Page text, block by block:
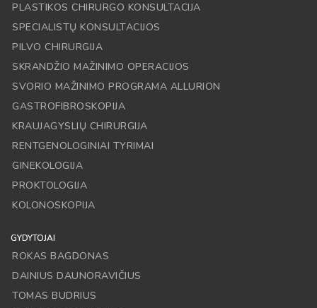
PLASTIKOS CHIRURGO KONSULTACIJA
SPECIALISTŲ KONSULTACIJOS
PILVO CHIRURGIJA
SKRANDŽIO MAŽINIMO OPERACIJOS
SVORIO MAŽINIMO PROGRAMA ALLURION
GASTROFIBROSKOPIJA
KRAUJAGYSLIŲ CHIRURGIJA
RENTGENOLOGINIAI TYRIMAI
GINEKOLOGIJA
PROKTOLOGIJA
KOLONOSKOPIJA
GYDYTOJAI
ROKAS BAGDONAS
DAINIUS DAUNORAVIČIUS
TOMAS BUDRIUS